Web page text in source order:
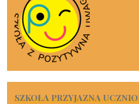
SZKOŁA PRZYJAZNA